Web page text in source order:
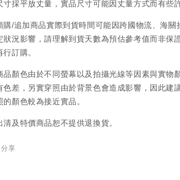
寸採平放丈量，實品尺寸可能因丈量方式而有些
購/追加商品實際到貨時間可能因跨國物流、海關
狀況影響，請理解到貨天數為預估參考值而非保
行訂購。
品顏色由於不同螢幕以及拍攝光線等因素與實物
色差，另實穿照由於背景色會造成影響，因此建
的顏色較為接近實品。
清及特價商品恕不提供退換貨。
分享